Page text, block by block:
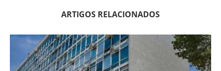
ARTIGOS RELACIONADOS